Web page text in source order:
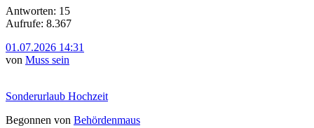
Antworten: 15
Aufrufe: 8.367
01.07.2026 14:31
von Muss sein
Sonderurlaub Hochzeit
Begonnen von Behördenmaus